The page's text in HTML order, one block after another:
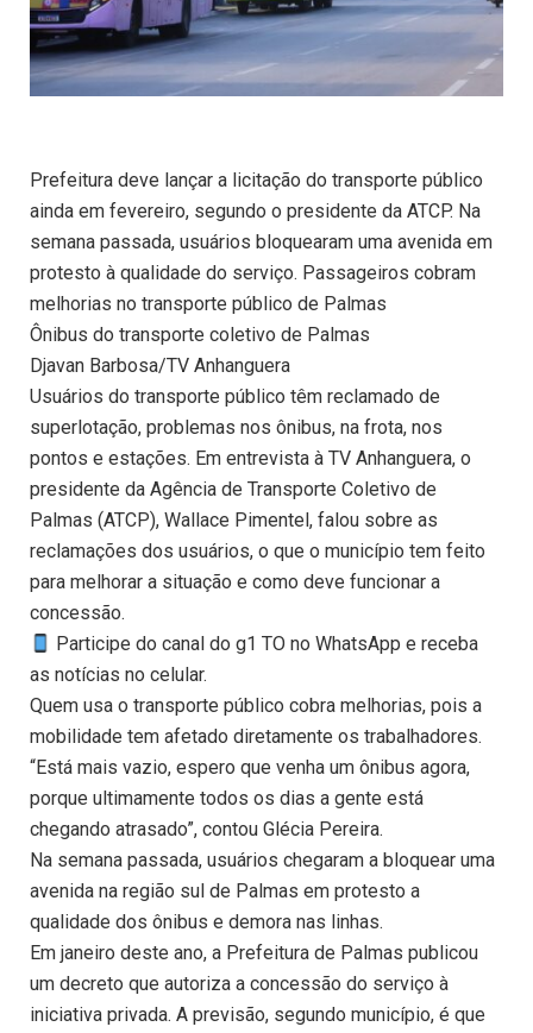
Prefeitura deve lançar a licitação do transporte público
ainda em fevereiro, segundo o presidente da ATCP. Na
semana passada, usuários bloquearam uma avenida em
protesto à qualidade do serviço. Passageiros cobram
melhorias no transporte público de Palmas
Ônibus do transporte coletivo de Palmas
Djavan Barbosa/TV Anhanguera
Usuários do transporte público têm reclamado de
superlotação, problemas nos ônibus, na frota, nos
pontos e estações. Em entrevista à TV Anhanguera, o
presidente da Agência de Transporte Coletivo de
Palmas (ATCP), Wallace Pimentel, falou sobre as
reclamações dos usuários, o que o município tem feito
para melhorar a situação e como deve funcionar a
concessão.
Participe do canal do g1 TO no WhatsApp e receba
as notícias no celular.
Quem usa o transporte público cobra melhorias, pois a
mobilidade tem afetado diretamente os trabalhadores.
“Está mais vazio, espero que venha um ônibus agora,
porque ultimamente todos os dias a gente está
chegando atrasado”, contou Glécia Pereira.
Na semana passada, usuários chegaram a bloquear uma
avenida na região sul de Palmas em protesto a
qualidade dos ônibus e demora nas linhas.
Em janeiro deste ano, a Prefeitura de Palmas publicou
um decreto que autoriza a concessão do serviço à
iniciativa privada. A previsão, segundo município, é que